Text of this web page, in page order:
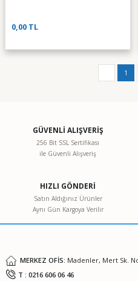
0,00 TL
1
GÜVENLİ ALIŞVERİŞ
256 Bit SSL Sertifikası
ile Güvenli Alışveriş
HIZLI GÖNDERİ
Satın Aldığınız Ürünler
Aynı Gün Kargoya Verilir
MERKEZ OFİS: Madenler, Mert Sk.
T : 0216 606 06 46